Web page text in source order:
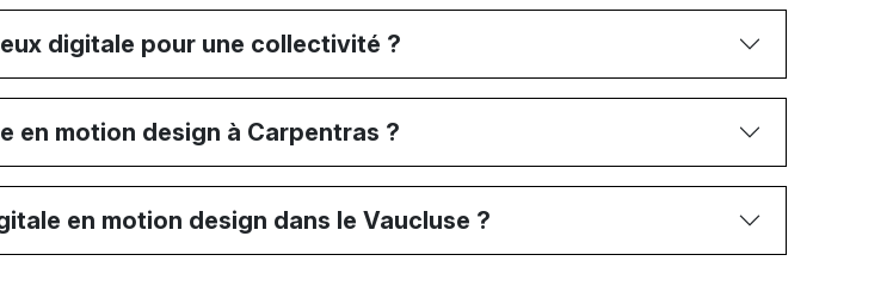
digitale pour une collectivité ?
en motion design à Carpentras ?
en motion design dans le Vaucluse ?